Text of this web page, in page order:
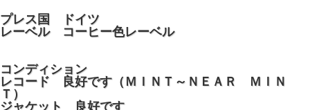
プレス国 ドイツ
レーベル コーヒー色レーベル
コンディション
レコード 良好です（ＭＩＮＴ～ＮＥＡＲ ＭＩＮ
Ｔ）
ジャケット 良好です